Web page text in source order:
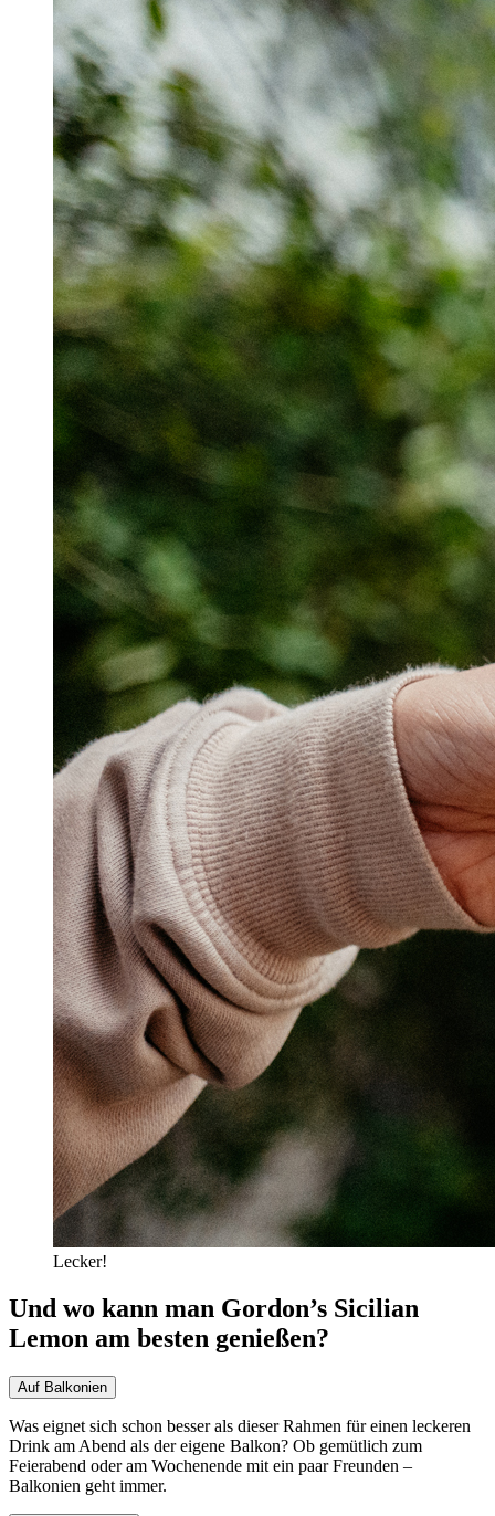
Lecker!
Und wo kann man Gordon’s Sicilian
Lemon am besten genießen?
Auf Balkonien
Was eignet sich schon besser als dieser Rahmen für einen leckeren
Drink am Abend als der eigene Balkon? Ob gemütlich zum
Feierabend oder am Wochenende mit ein paar Freunden –
Balkonien geht immer.